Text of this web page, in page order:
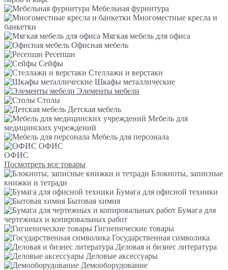
Мебельная фурнитура
Многоместные кресла и
банкетки
Мягкая мебель для офиса
Офисная мебель
Ресепшн
Сейфы
Стеллажи и верстаки
Шкафы металлические
Элементы мебели
Столы
Детская мебель
Мебель для
медицинских учреждений
Мебель для персонала
ОФИС
ОФИС
Посмотреть все товары
Блокноты, записные
книжки и тетради
Бумага для офисной техники
Бытовая химия
Бумага для
чертежных и копировальных работ
Гигиенические товары
Государственная символика
Деловая и бизнес литература
Деловые аксессуары
Демооборудование